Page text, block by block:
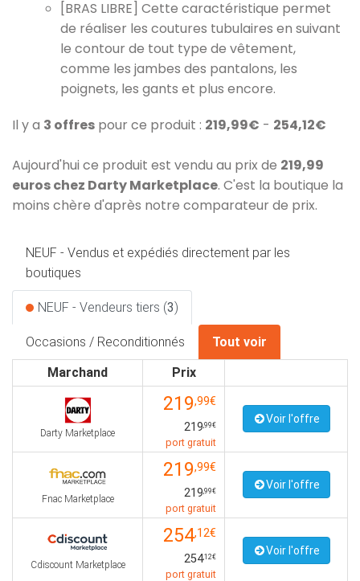
[BRAS LIBRE] Cette caractéristique permet
de réaliser les coutures tubulaires en suivant
le contour de tout type de vêtement,
comme les jambes des pantalons, les
poignets, les gants et plus encore.
Il y a 3 offres pour ce produit : 219,99€ - 254,12€
Aujourd'hui ce produit est vendu au prix de 219,99
euros chez Darty Marketplace. C'est la boutique la
moins chère d'après notre comparateur de prix.
NEUF - Vendus et expédiés directement par les
boutiques
NEUF - Vendeurs tiers (3)
Occasions / Reconditionnés
Tout voir
Marchand
Prix
Darty Marketplace
219,99€
219,99€
port gratuit
Voir l'offre
Fnac Marketplace
219,99€
219,99€
port gratuit
Voir l'offre
Cdiscount Marketplace
254,12€
254,12€
port gratuit
Voir l'offre